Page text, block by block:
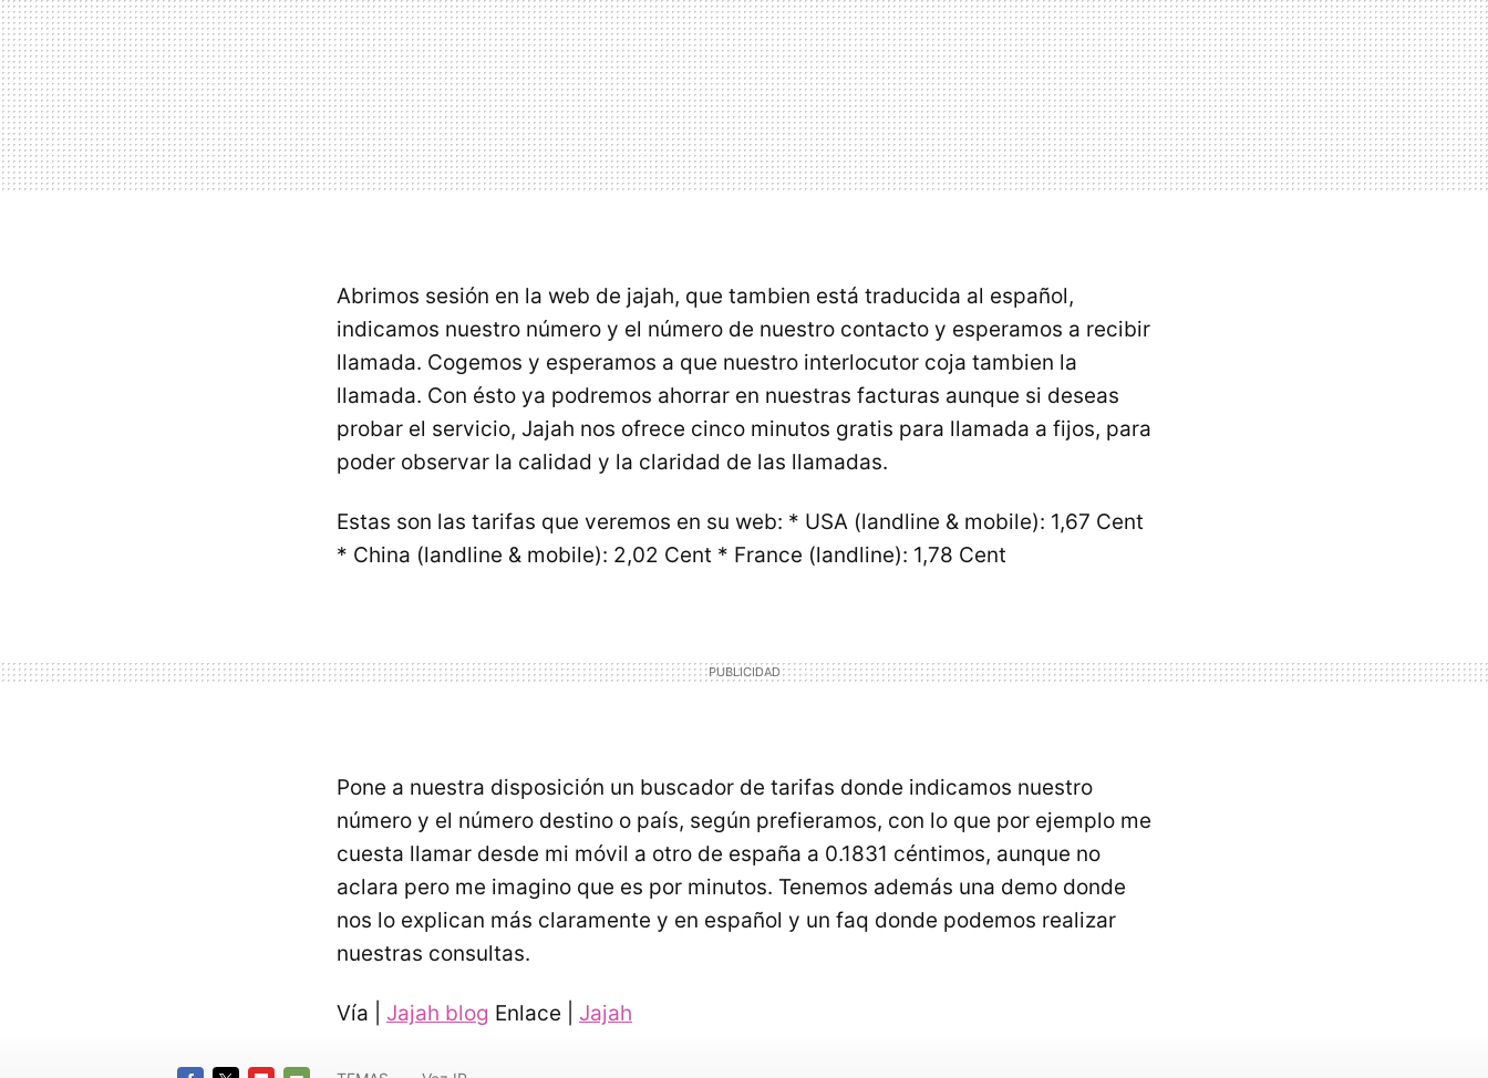
Abrimos sesión en la web de jajah, que tambien está traducida al español,
indicamos nuestro número y el número de nuestro contacto y esperamos a recibir
llamada. Cogemos y esperamos a que nuestro interlocutor coja tambien la
llamada. Con ésto ya podremos ahorrar en nuestras facturas aunque si deseas
probar el servicio, Jajah nos ofrece cinco minutos gratis para llamada a fijos, para
poder observar la calidad y la claridad de las llamadas.
Estas son las tarifas que veremos en su web: * USA (landline & mobile): 1,67 Cent
* China (landline & mobile): 2,02 Cent * France (landline): 1,78 Cent
Pone a nuestra disposición un buscador de tarifas donde indicamos nuestro
número y el número destino o país, según prefieramos, con lo que por ejemplo me
cuesta llamar desde mi móvil a otro de españa a 0.1831 céntimos, aunque no
aclara pero me imagino que es por minutos. Tenemos además una demo donde
nos lo explican más claramente y en español y un faq donde podemos realizar
nuestras consultas.
Vía | Jajah blog Enlace | Jajah